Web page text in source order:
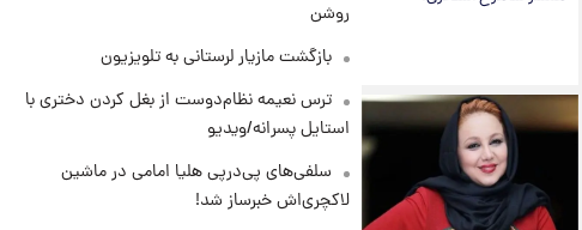
روشن
بازگشت مازیار لرستانی به تلویزیون
ترس نعیمه نظام‌دوست از بغل کردن دختری با
استایل پسرانه/ویدیو
سلفی‌های پی‌درپی هلیا امامی در ماشین
لاکچری‌اش خبرساز شد!